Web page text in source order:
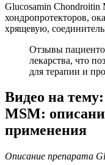
Glucosamin Chondroitin
хондропротекторов,
хрящевую,
Отзывы
лекарства, что
для терапии и
Видео на
MSM:
применения
Описание препарата